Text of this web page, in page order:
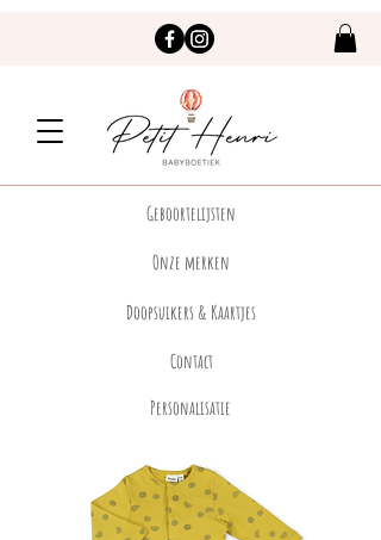
Geboortelijsten
Onze merken
Doopsuikers & Kaartjes
Contact
Personalisatie